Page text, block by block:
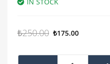
₺250.00 ₺175.00